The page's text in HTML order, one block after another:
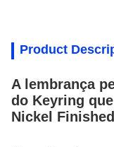
Product
A lembrança
do Keyring
Nickel